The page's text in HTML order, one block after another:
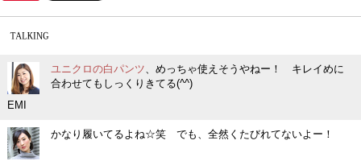
EMI
ユニクロの白パンツ、めっちゃ使えそうやねー！ キレイめに
合わせてもしっくりきてる(^^)
かなり履いてるよね☆笑 でも、全然くたびれてないよー！